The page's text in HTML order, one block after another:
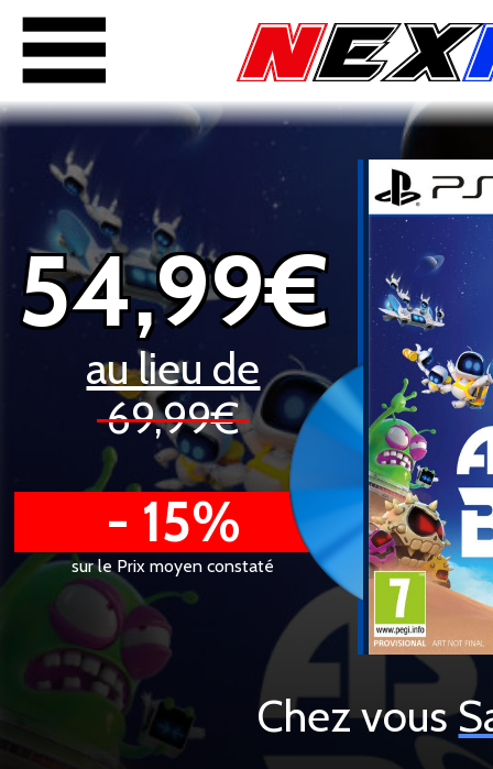
54,99€
au lieu de
69,99€
- 15%
sur le Prix moyen constaté
Chez vous